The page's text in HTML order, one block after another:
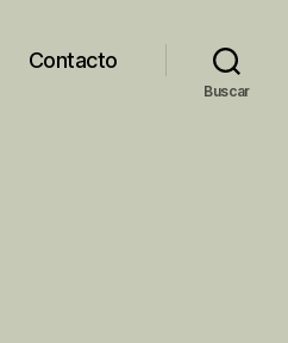
Contacto
Buscar